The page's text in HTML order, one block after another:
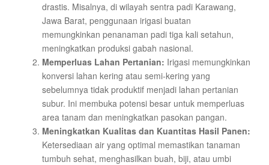
drastis. Misalnya, di wilayah sentra padi Karawang,
Jawa Barat, penggunaan irigasi buatan
memungkinkan penanaman padi tiga kali setahun,
meningkatkan produksi gabah nasional.
Memperluas Lahan Pertanian: Irigasi memungkinkan
konversi lahan kering atau semi-kering yang
sebelumnya tidak produktif menjadi lahan pertanian
subur. Ini membuka potensi besar untuk memperluas
area tanam dan meningkatkan pasokan pangan.
Meningkatkan Kualitas dan Kuantitas Hasil Panen:
Ketersediaan air yang optimal memastikan tanaman
tumbuh sehat, menghasilkan buah, biji, atau umbi